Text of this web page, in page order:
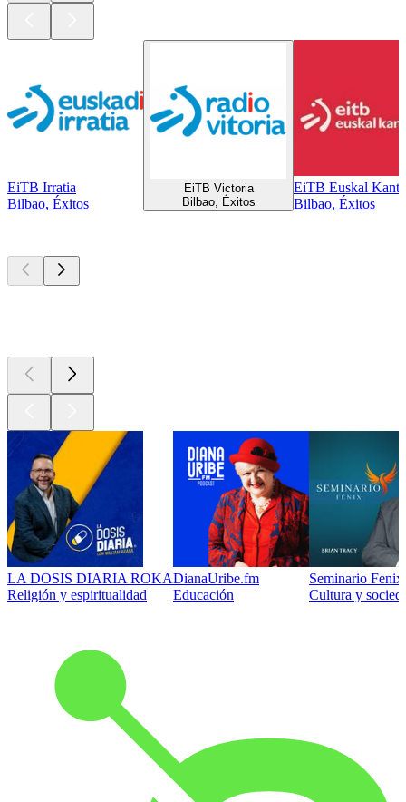
EiTB Irratia
Bilbao, Éxitos
EiTB Victoria
Bilbao, Éxitos
EiTB Euskal
Bilbao, Éxitos
LA DOSIS DIARIA ROKA
Religión y espiritualidad
DianaUribe.fm
Educación
Seminario
Cultura y